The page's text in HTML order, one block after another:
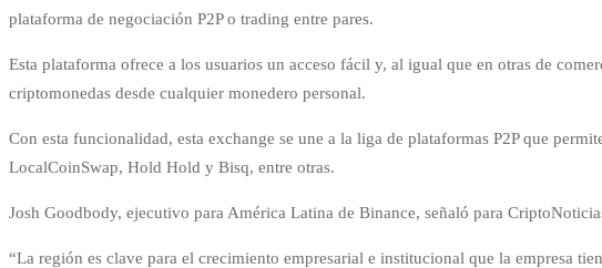
plataforma de negociación P2P o trading entre pares.
Esta plataforma ofrece a los usuarios un acceso fácil y, al igual que en otras de
criptomonedas desde cualquier monedero personal.
Con esta funcionalidad, esta exchange se une a la liga de plataformas P2P que
LocalCoinSwap, Hold Hold y Bisq, entre otras.
Josh Goodbody, ejecutivo para América Latina de Binance, señaló para
“La región es clave para el crecimiento empresarial e institucional que la empresa